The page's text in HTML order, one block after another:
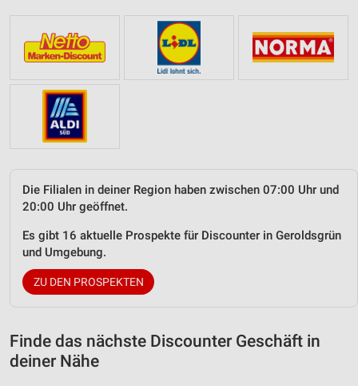
Die Filialen in deiner Region haben zwischen 07:00 Uhr und
20:00 Uhr geöffnet.
Es gibt 16 aktuelle Prospekte für Discounter in Geroldsgrün
und Umgebung.
ZU DEN PROSPEKTEN
Finde das nächste Discounter Geschäft in
deiner Nähe